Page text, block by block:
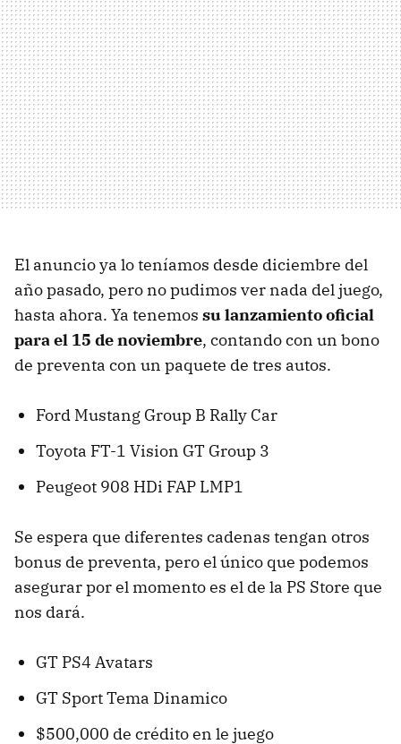
El anuncio ya lo teníamos desde diciembre del
año pasado, pero no pudimos ver nada del juego,
hasta ahora. Ya tenemos su lanzamiento oficial
para el 15 de noviembre, contando con un bono
de preventa con un paquete de tres autos.
Ford Mustang Group B Rally Car
Toyota FT-1 Vision GT Group 3
Peugeot 908 HDi FAP LMP1
Se espera que diferentes cadenas tengan otros
bonus de preventa, pero el único que podemos
asegurar por el momento es el de la PS Store que
nos dará.
GT PS4 Avatars
GT Sport Tema Dinamico
$500,000 de crédito en le juego